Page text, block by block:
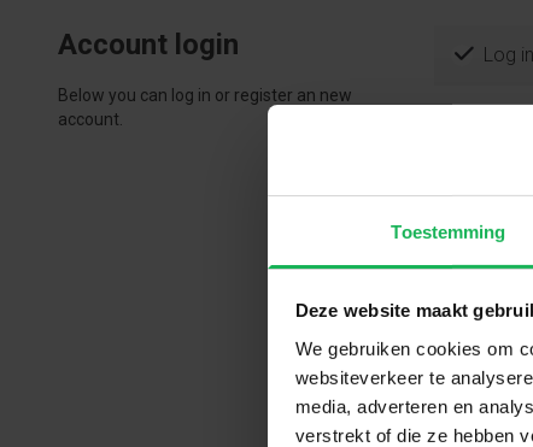
Toestemming
Deze website maakt
We gebruiken cookies om
websiteverkeer te
media, adverteren en
verstrekt of die ze hebben
Log
E-mail
Send
Account login
Below you can log in or register an new
account.